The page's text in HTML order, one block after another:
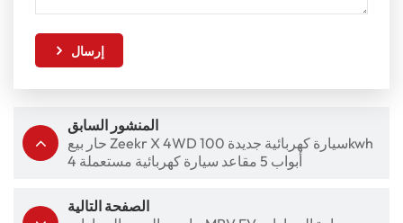
إرسال
المنشور السابق
حار بيع Zeekr X 4WD سيارة كهربائية جديدة 100kwh
4 أبواب 5 مقاعد سيارة كهربائية مستعملة
الصفحة التالية